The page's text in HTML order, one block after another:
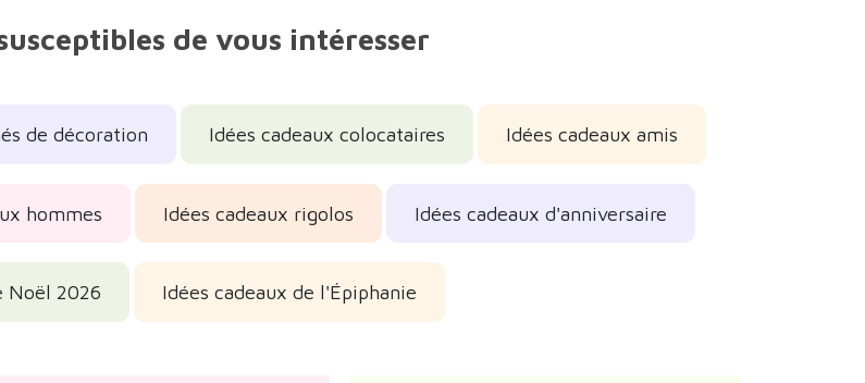
de vous intéresser
de décoration Idées cadeaux colocataires Idées cadeaux amis
hommes Idées cadeaux rigolos Idées cadeaux d'anniversaire
Noël 2026 Idées cadeaux de l'Épiphanie